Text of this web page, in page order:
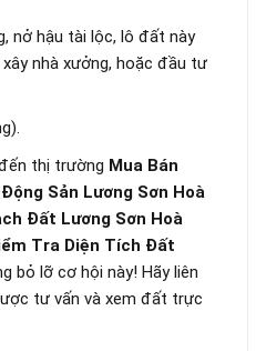
nở hậu tài lộc, lô đất này
nhà xưởng, hoặc đầu tư
thị trường Mua Bán
Sản Lương Sơn Hoà
Đất Lương Sơn Hoà
Tra Diện Tích Đất
bỏ lỡ cơ hội này! Hãy liên
tư vấn và xem đất trực